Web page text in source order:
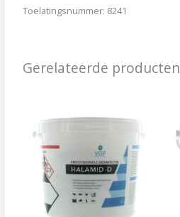
Toelatingsnummer: 8241
Gerelateerde producten